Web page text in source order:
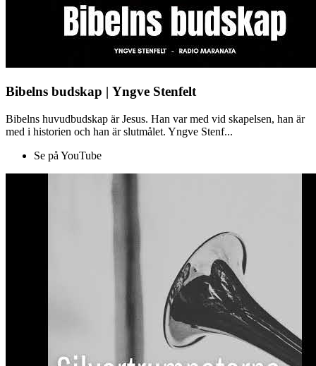
Bibelns budskap | Yngve Stenfelt
Bibelns huvudbudskap är Jesus. Han var med vid skapelsen, han är
med i historien och han är slutmålet. Yngve Stenf...
Se på YouTube